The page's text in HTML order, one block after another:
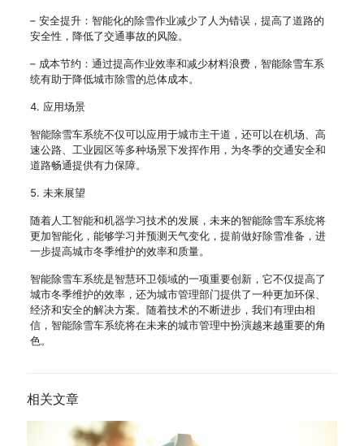
– 安全提升：智能化的除雪作业减少了人为错误，提高了道路的
安全性，降低了交通事故的风险。
– 成本节约：通过提高作业效率和减少材料浪费，智能除雪车系
统有助于降低城市除雪的总体成本。
4. 应用场景
智能除雪车系统不仅可以应用于城市主干道，还可以在机场、高
速公路、工业园区等多种场景下发挥作用，为冬季的交通安全和
道路畅通提供有力保障。
5. 未来展望
随着人工智能和机器学习技术的发展，未来的智能除雪车系统将
更加智能化，能够学习并预测天气变化，提前做好除雪准备，进
一步提高城市冬季维护的效率和质量。
智能除雪车系统是智慧环卫领域的一项重要创新，它不仅提高了
城市冬季维护的效率，还为城市管理部门提供了一种更加环保、
经济和安全的解决方案。随着技术的不断进步，我们有理由相
信，智能除雪车系统将在未来的城市管理中扮演越来越重要的角
色。
相关文章